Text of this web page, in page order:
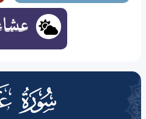
surah